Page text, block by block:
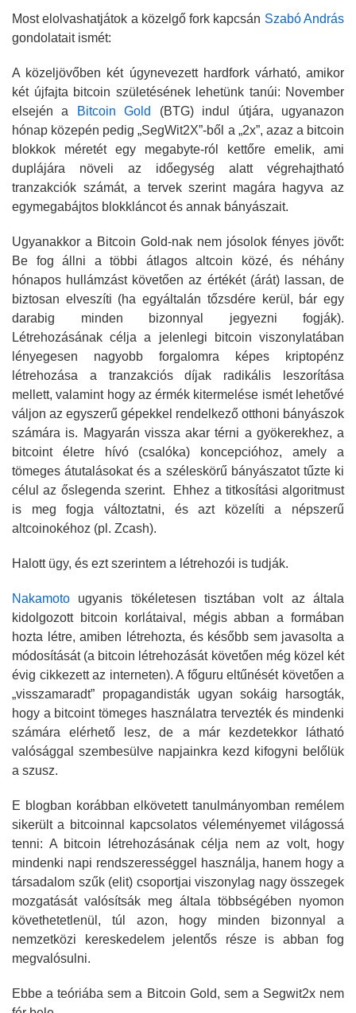
Most elolvashatjátok a közelgő fork kapcsán Szabó András
gondolatait ismét:
A közeljövőben két úgynevezett hardfork várható, amikor
két újfajta bitcoin születésének lehetünk tanúi: November
elsején a
Bitcoin Gold
(BTG) indul útjára, ugyanazon
hónap közepén pedig „SegWit2X”-ből a „2x”, azaz a bitcoin
blokkok méretét egy megabyte-ról kettőre emelik, ami
duplájára növeli az időegység alatt végrehajtható
tranzakciók számát, a tervek szerint magára hagyva az
egymegabájtos blokkláncot és annak bányászait.
Ugyanakkor a Bitcoin Gold-nak nem jósolok fényes jövőt:
Be fog állni a többi átlagos altcoin közé, és néhány
hónapos hullámzást követően az értékét (árát) lassan, de
biztosan elveszíti (ha egyáltalán tőzsdére kerül, bár egy
darabig minden bizonnyal jegyezni fogják).
Létrehozásának célja a jelenlegi bitcoin viszonylatában
lényegesen nagyobb forgalomra képes kriptopénz
létrehozása a tranzakciós díjak radikális leszorítása
mellett, valamint hogy az érmék kitermelése ismét lehetővé
váljon az egyszerű gépekkel rendelkező otthoni bányászok
számára is. Magyarán vissza akar térni a gyökerekhez, a
bitcoint életre hívó (csalóka) koncepcióhoz, amely a
tömeges átutalásokat és a széleskörű bányászatot tűzte ki
célul az őslegenda szerint. Ehhez a titkosítási algoritmust
is meg fogja változtatni, és azt közelíti a népszerű
altcoinokéhoz (pl. Zcash).
Halott ügy, és ezt szerintem a létrehozói is tudják.
Nakamoto ugyanis tökéletesen tisztában volt az általa
kidolgozott bitcoin korlátaival, mégis abban a formában
hozta létre, amiben létrehozta, és később sem javasolta a
módosítását (a bitcoin létrehozását követően még közel két
évig cikkezett az interneten). A főguru eltűnését követően a
„visszamaradt” propagandisták ugyan sokáig harsogták,
hogy a bitcoint tömeges használatra tervezték és mindenki
számára elérhető lesz, de a már kezdetekkor látható
valósággal szembesülve napjainkra kezd kifogyni belőlük
a szusz.
E blogban korábban elkövetett tanulmányomban remélem
sikerült a bitcoinnal kapcsolatos véleményemet világossá
tenni: A bitcoin létrehozásának célja nem az volt, hogy
mindenki napi rendszerességgel használja, hanem hogy a
társadalom szűk (elit) csoportjai viszonylag nagy összegek
mozgatását valósítsák meg általa többségében nyomon
követhetetlenül, túl azon, hogy minden bizonnyal a
nemzetközi kereskedelem jelentős része is abban fog
megvalósulni.
Ebbe a teóriába sem a Bitcoin Gold, sem a Segwit2x nem